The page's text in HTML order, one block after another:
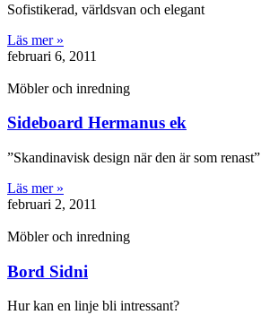
Sofistikerad, världsvan och elegant
Läs mer »
februari 6, 2011
Möbler och inredning
Sideboard Hermanus ek
”Skandinavisk design när den är som renast”
Läs mer »
februari 2, 2011
Möbler och inredning
Bord Sidni
Hur kan en linje bli intressant?